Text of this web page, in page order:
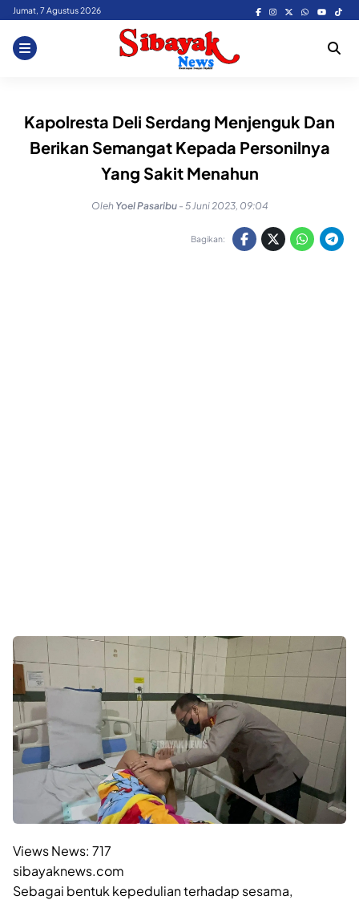
Skip
content
Jumat, 7 Agustus 2026
Kapolresta Deli Serdang Menjenguk Dan
Berikan Semangat Kepada Personilnya
Yang Sakit Menahun
Oleh Yoel Pasaribu - 5 Juni 2023, 09:04
Bagikan:
Views News: 717
sibayaknews.com
Sebagai bentuk kepedulian terhadap sesama,